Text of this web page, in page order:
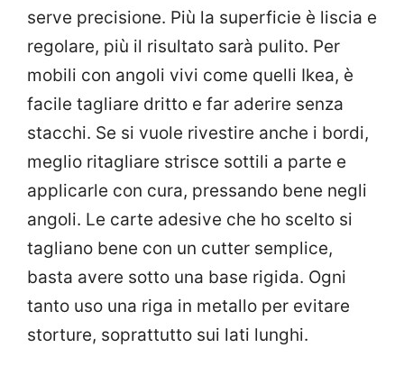
serve precisione. Più la superficie è liscia e
regolare, più il risultato sarà pulito. Per
mobili con angoli vivi come quelli Ikea, è
facile tagliare dritto e far aderire senza
stacchi. Se si vuole rivestire anche i bordi,
meglio ritagliare strisce sottili a parte e
applicarle con cura, pressando bene negli
angoli. Le carte adesive che ho scelto si
tagliano bene con un cutter semplice,
basta avere sotto una base rigida. Ogni
tanto uso una riga in metallo per evitare
storture, soprattutto sui lati lunghi.